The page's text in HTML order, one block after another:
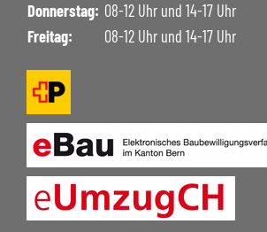
Donnerstag: 08-12 Uhr und 14-17 Uhr
Freitag:
08-12 Uhr und 14-17 Uhr